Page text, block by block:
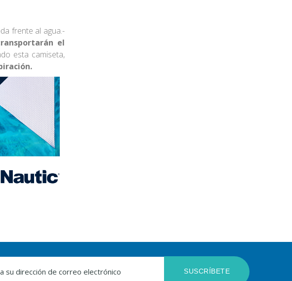
frente al agua.-
el
esta camiseta,
SUSCRÍBETE